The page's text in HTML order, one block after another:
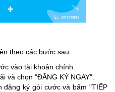
theo các bước sau:
vào tài khoản chính.
và chọn "ĐĂNG KÝ NGAY".
đăng ký gói cước và bấm "TIẾP